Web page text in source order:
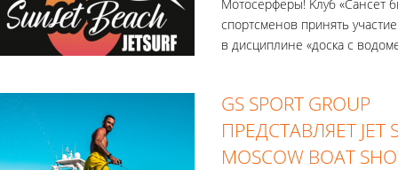
Мотосерферы! Kлуб «Сансет
спортсменов принять
в дисциплине «доска с
GS SPORT GROUP
ПРЕДСТАВЛЯЕТ JET
MOSCOW BOAT